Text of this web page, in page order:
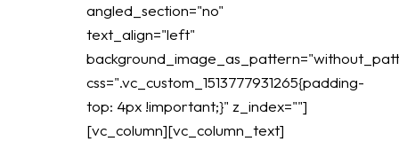
angled_section="no"
text_align="left"
css=".vc_custom_1513777931265{padding-
top: 4px !important;}" z_index=""]
[vc_column][vc_column_text]